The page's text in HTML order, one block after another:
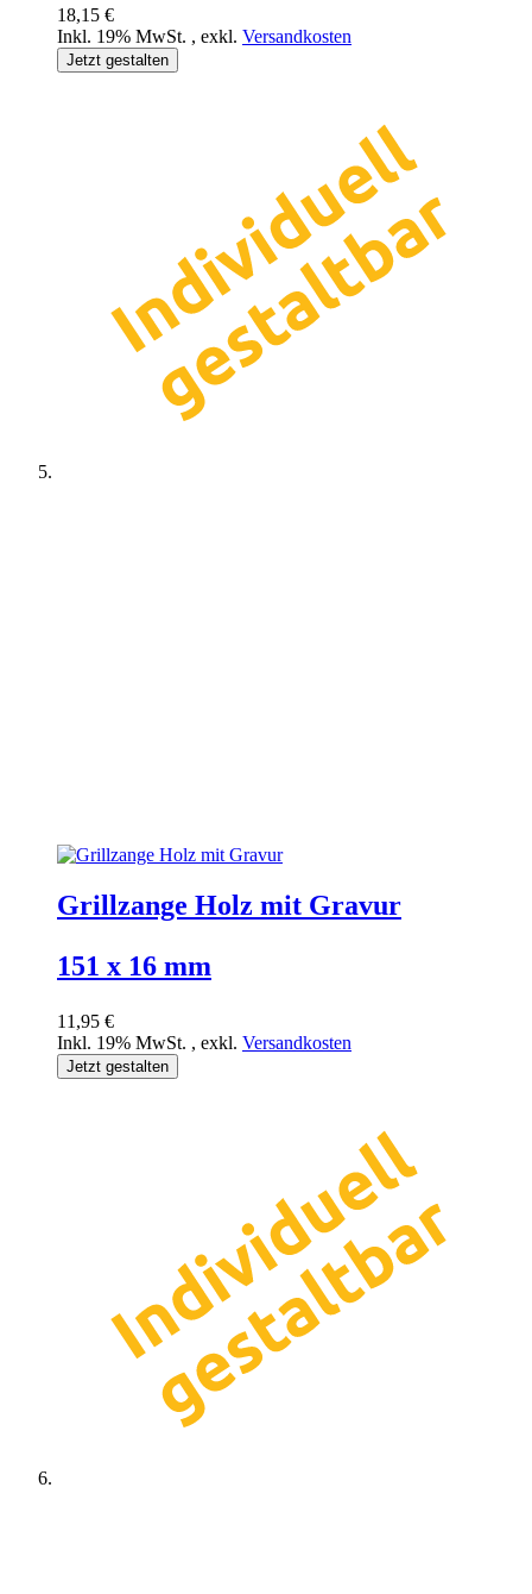
18,15 €
Inkl. 19% MwSt. , exkl. Versandkosten
Jetzt gestalten
Grillzange Holz mit Gravur
151 x 16 mm
11,95 €
Inkl. 19% MwSt. , exkl. Versandkosten
Jetzt gestalten